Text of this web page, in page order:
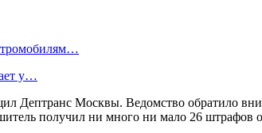
у…
Дептранс Москвы. Ведомство обратило
получил ни много ни мало 26 штрафов